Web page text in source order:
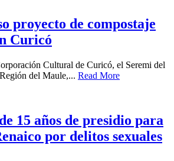
proyecto de compostaje
Curicó
Cultural de Curicó, el Seremi del
del Maule,... Read More
15 años de presidio para
por delitos sexuales